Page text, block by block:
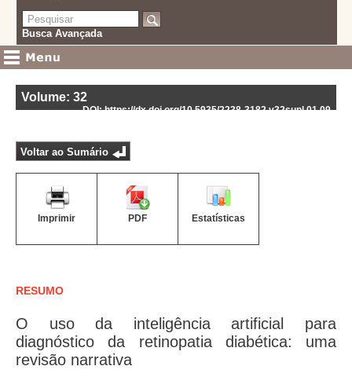
Busca Avançada
Volume: 32
DOI: https://dx.doi.org/10.5935/2238-3182.v32supl.01.09
Voltar ao Sumário
Imprimir PDF Estatísticas
RESUMO
O uso da inteligência artificial para
diagnóstico da retinopatia diabética: uma
revisão narrativa